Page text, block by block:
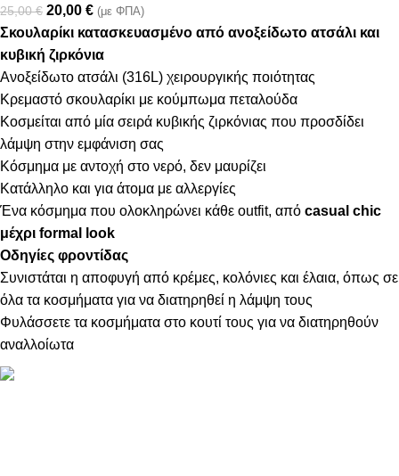
25,00€ 20,00 € (με ΦΠΑ)
Σκουλαρίκι κατασκευασμένο από ανοξείδωτο ατσάλι και
κυβική ζιρκόνια
Ανοξείδωτο ατσάλι (316L) χειρουργικής ποιότητας
Κρεμαστό σκουλαρίκι με κούμπωμα πεταλούδα
Κοσμείται από μία σειρά κυβικής ζιρκόνιας που προσδίδει
λάμψη στην εμφάνιση σας
Κόσμημα με αντοχή στο νερό, δεν μαυρίζει
Κατάλληλο και για άτομα με αλλεργίες
Ένα κόσμημα που ολοκληρώνει κάθε outfit, από casual chic
μέχρι formal look
Οδηγίες φροντίδας
Συνιστάται η αποφυγή από κρέμες, κολόνιες και έλαια, όπως σε
όλα τα κοσμήματα για να διατηρηθεί η λάμψη τους
Φυλάσσετε τα κοσμήματα στο κουτί τους για να διατηρηθούν
αναλλοίωτα